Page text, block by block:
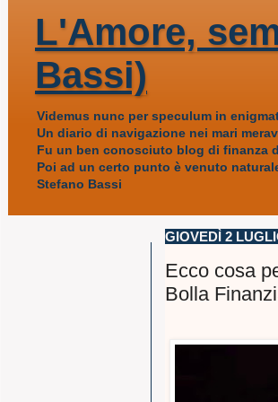
L'Amore,
Bassi)
Videmus nunc per speculum in
Un diario di navigazione nei mari
Fu un ben conosciuto blog di finanza
Poi ad un certo punto è venuto
Stefano Bassi
GIOVEDÌ 2
Ecco cosa
Bolla